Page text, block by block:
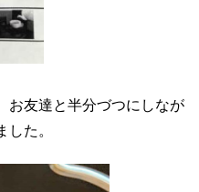
お友達と半分づつにしなが
た。